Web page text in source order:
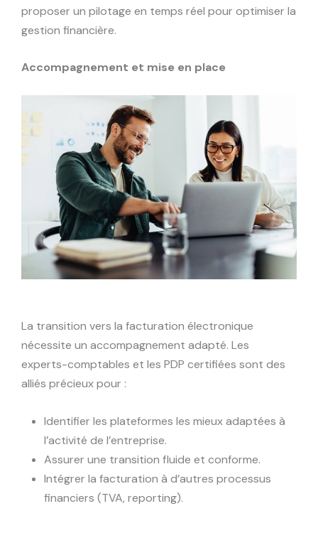
proposer un pilotage en temps réel pour optimiser la
gestion financière.
Accompagnement et mise en place
La transition vers la facturation électronique
nécessite un accompagnement adapté. Les
experts-comptables et les PDP certifiées sont des
alliés précieux pour :
Identifier les plateformes les mieux adaptées à
l’activité de l’entreprise.
Assurer une transition fluide et conforme.
Intégrer la facturation à d’autres processus
financiers (TVA, reporting).